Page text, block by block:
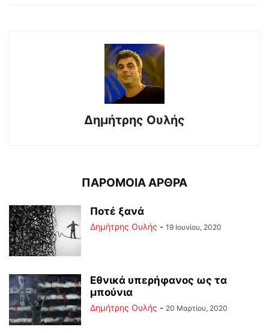
Δημήτρης Ουλής
ΠΑΡΟΜΟΙΑ ΑΡΘΡΑ
Ποτέ ξανά
Δημήτρης Ουλής - 19 Ιουνίου, 2020
Εθνικά υπερήφανος ως τα
μπούνια
Δημήτρης Ουλής - 20 Μαρτίου, 2020